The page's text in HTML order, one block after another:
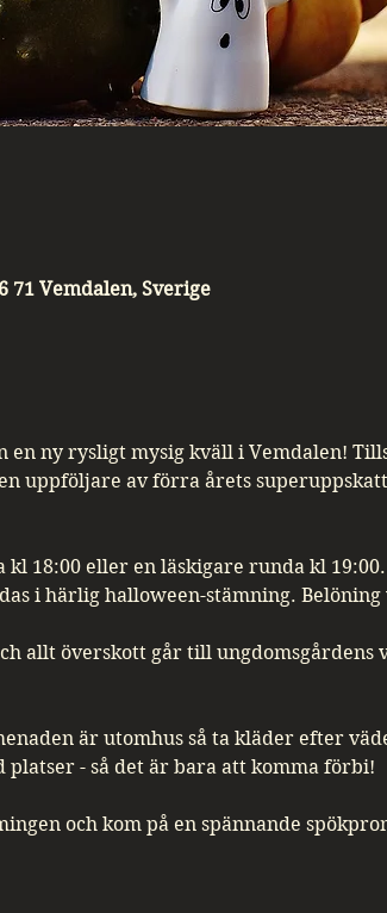
71 Vemdalen, Sverige
ny rysligt mysig kväll i Vemdalen!
uppföljare av förra årets
18:00 eller en läskigare runda kl
i härlig halloween-stämning.
allt överskott går till ungdomsgårdens
är utomhus så ta kläder efter
- så det är bara att komma förbi!
och kom på en spännande